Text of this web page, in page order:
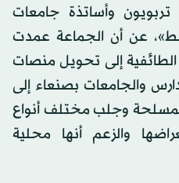
وأساتذة جامعات
عن أن الجماعة عمدت
الطائفية إلى تحويل منصات
والجامعات بصنعاء إلى
وجلب مختلف أنواع
والزعم أنها محلية